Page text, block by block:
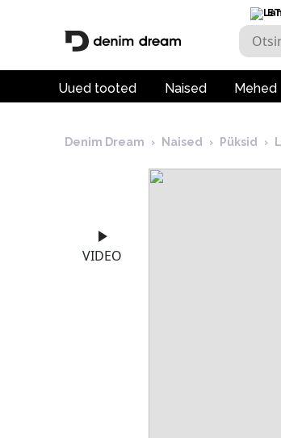
ET
Uued tooted Naised Mehed
Denim Dream › Naised › Püksid ›
VIDEO